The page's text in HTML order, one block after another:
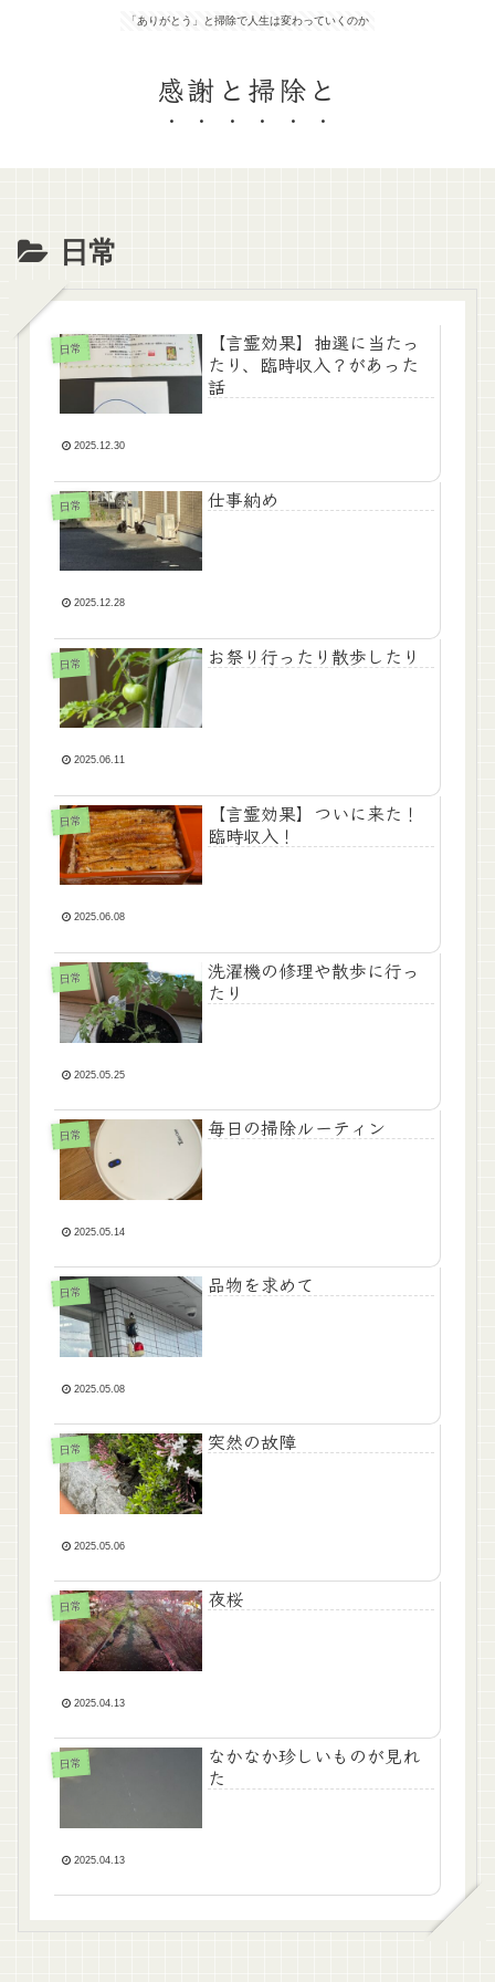
「ありがとう」と掃除で人生は変わっていくのか
感謝と掃除と
日常
日常
【言霊効果】抽選に当たっ
たり、臨時収入？があった
話
2025.12.30
日常 仕事納め
2025.12.28
日常 お祭り行ったり散歩したり
2025.06.11
日常
【言霊効果】ついに来た！
臨時収入！
2025.06.08
日常
洗濯機の修理や散歩に行っ
たり
2025.05.25
日常 毎日の掃除ルーティン
2025.05.14
日常 品物を求めて
2025.05.08
日常 突然の故障
2025.05.06
日常 夜桜
2025.04.13
日常
なかなか珍しいものが見れ
た
2025.04.13